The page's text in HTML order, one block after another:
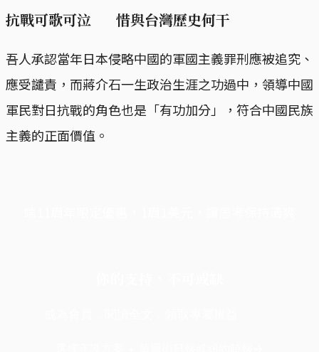
抗戰可歌可泣 惜與台灣歷史何干
吾人承認當年日本侵略中國的軍國主義罪刑應被追究、
應受譴責，而蔣介石一生政治生涯之功過中，領導中國
軍民對日抗戰的角色也是「有功加分」，符合中國民族
主義的正面價值。